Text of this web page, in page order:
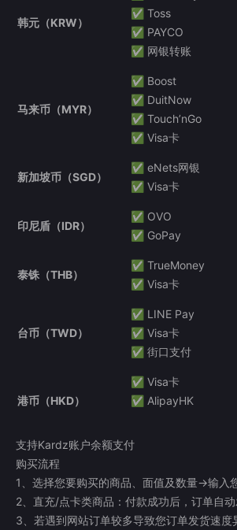
韩元（KRW）
✅ Toss
✅ PAYCO
✅ 网银转账
马来币（MYR）
✅ Boost
✅ DuitNow
✅ Touch’nGo
✅ Visa卡
新加坡币（SGD）
✅ eNets网银
✅ Visa卡
印尼盾（IDR）
✅ OVO
✅ GoPay
泰铢（THB）
✅ TrueMoney
✅ Visa卡
台币（TWD）
✅ LINE Pay
✅ Visa卡
✅ 街口支付
港币（HKD）
✅ Visa卡
✅ AlipayHK
支持Kardz账户余额支付
购买流程
1、选择您要购买的商品、面值及数量->输
2、直充/点卡类商品：付款成功后，订单自
3、若遇到网站订单较多导致您订单发货速